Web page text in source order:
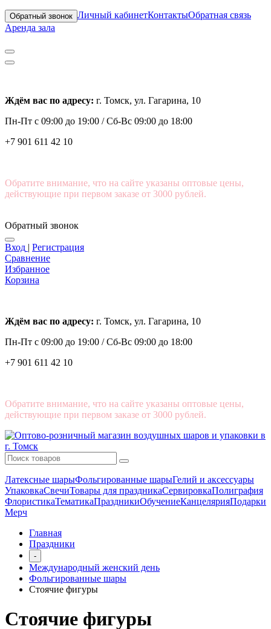
Обратный звонок Личный кабинетКонтактыОбратная связь
Аренда зала
Ждём вас по адресу: г. Томск, ул. Гагарина, 10
Пн-Пт с 09:00 до 19:00 /Сб-Вс 09:00 до 18:00
+7 901 611 42 10
Обратите внимание, что на сайте указаны оптовые цены,
действующие при первом заказе от 3000 рублей.
Обратный звонок
Вход | Регистрация
Сравнение
Избранное
Корзина
Ждём вас по адресу: г. Томск, ул. Гагарина, 10
Пн-Пт с 09:00 до 19:00 /Сб-Вс 09:00 до 18:00
+7 901 611 42 10
Обратите внимание, что на сайте указаны оптовые цены,
действующие при первом заказе от 3000 рублей.
Латексные шарыФольгированные шарыГелий и аксессуары
УпаковкаСвечиТовары для праздникаСервировкаПолиграфия
ФлористикаТематикаПраздникиОбучениеКанцелярияПодарки
Мерч
Главная
Праздники
-
Международный женский день
Фольгированные шары
Стоячие фигуры
Стоячие фигуры